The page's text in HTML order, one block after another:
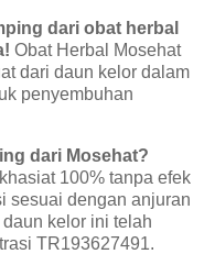
dari obat herbal
Obat Herbal Mosehat
dari daun kelor dalam
penyembuhan
dari Mosehat?
100% tanpa efek
sesuai dengan anjuran
kelor ini telah
TR193627491.